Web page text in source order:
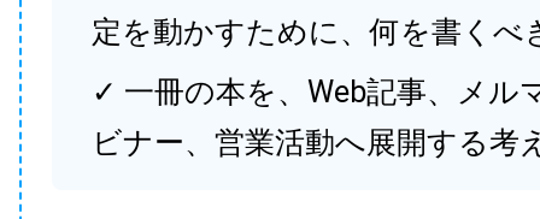
定を動かすために、何を書くべ
✓ 一冊の本を、Web記事、メル
ビナー、営業活動へ展開する考